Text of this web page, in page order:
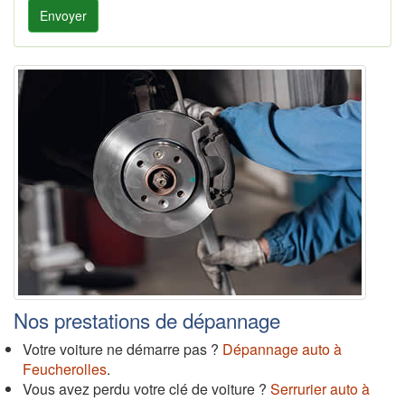
Envoyer
Nos prestations de dépannage
Votre voiture ne démarre pas ? Dépannage auto à
Feucherolles.
Vous avez perdu votre clé de voiture ? Serrurier auto à